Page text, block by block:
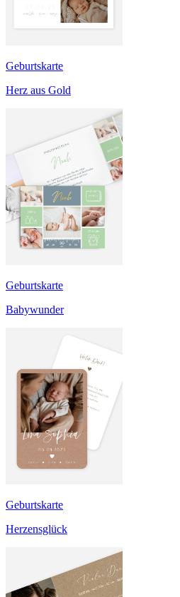
Geburtskarte
Herz aus Gold
Geburtskarte
Babywunder
Geburtskarte
Herzensglück